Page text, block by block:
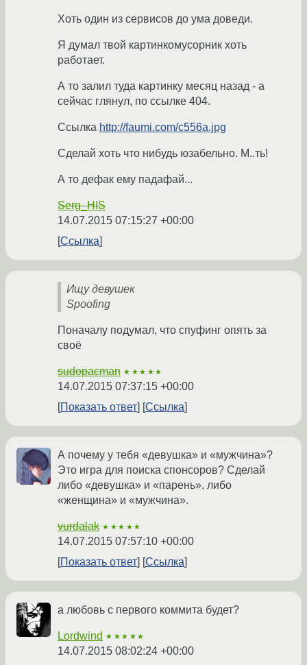
Хоть один из сервисов до ума доведи.
Я думал твой картинкомусорник хоть
работает.
А то залил туда картинку месяц назад - а
сейчас глянул, по ссылке 404.
Ссылка http://faumi.com/c556a.jpg
Сделай хоть что нибудь юзабельно. М..ть!
А то дефак ему падафай...
Serg_HIS
14.07.2015 07:15:27 +00:00
Ссылка
Ищу девушек
Spoofing
Поначалу подумал, что спуфинг опять за
своё
sudopacman ★★★★★
14.07.2015 07:37:15 +00:00
Показать ответ
Ссылка
А почему у тебя «девушка» и «мужчина»?
Это игра для поиска спонсоров? Сделай
либо «девушка» и «парень», либо
«женщина» и «мужчина».
vurdalak ★★★★★
14.07.2015 07:57:10 +00:00
Показать ответ
Ссылка
а любовь с первого коммита будет?
Lordwind ★★★★★
14.07.2015 08:02:24 +00:00